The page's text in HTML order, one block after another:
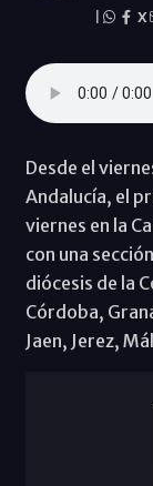
X
Desde el
Andalucía, el
viernes en la
con una
diócesis de la
Córdoba,
Jaen, Jerez,